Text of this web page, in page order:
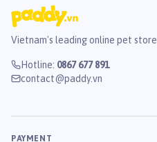
Vietnam's leading online pet store
Hotline: 0867 677 891
contact@paddy.vn
PAYMENT